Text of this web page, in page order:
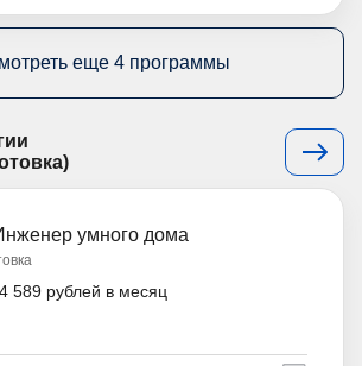
еще 4 программы
умного дома
589 рублей в месяц